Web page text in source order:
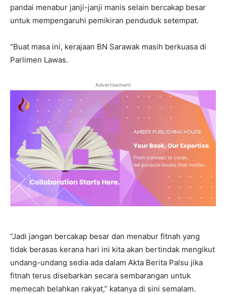
pandai menabur janji-janji manis selain bercakap besar
untuk mempengaruhi pemikiran penduduk setempat.
“Buat masa ini, kerajaan BN Sarawak masih berkuasa di
Parlimen Lawas.
Advertisement
“Jadi jangan bercakap besar dan menabur fitnah yang
tidak berasas kerana hari ini kita akan bertindak mengikut
undang-undang sedia ada dalam Akta Berita Palsu jika
fitnah terus disebarkan secara sembarangan untuk
memecah belahkan rakyat,” katanya di sini semalam.